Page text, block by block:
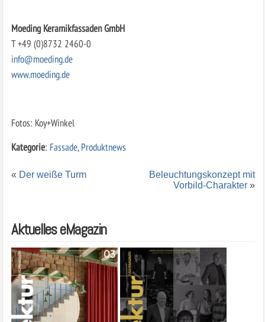
Moeding Keramikfassaden GmbH
T +49 (0)8732 2460-0
info@moeding.de
www.moeding.de
Fotos: Koy+Winkel
Kategorie: Fassade,Produktnews
« Der weiße Turm
Beleuchtungskonzept mit
Vorbild-Charakter »
Aktuelles eMagazin